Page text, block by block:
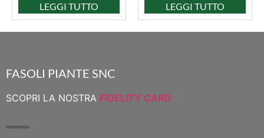
LEGGI TUTTO LEGGI TUTTO
FASOLI PIANTE SNC
SCOPRI LA NOSTRA FIDELITY CARD